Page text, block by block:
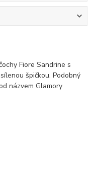
Fiore Sandrine s
špičkou. Podobný
názvem Glamory